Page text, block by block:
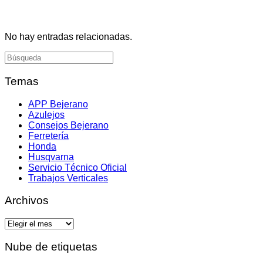
No hay entradas relacionadas.
Buscar:
Temas
APP Bejerano
Azulejos
Consejos Bejerano
Ferretería
Honda
Husqvarna
Servicio Técnico Oficial
Trabajos Verticales
Archivos
Archivos
Nube de etiquetas